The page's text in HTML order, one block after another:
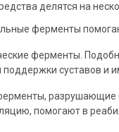
делятся на
ферменты
ферменты.
суставов и
разрушающие
помогают в